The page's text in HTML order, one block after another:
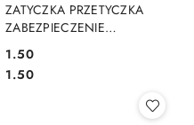
ZATYCZKA PRZETYCZKA
ZABEZPIECZENIE
ZAWLECZKA ROLNICZA
10mm URSUS C-330 C-360
Cena:
1.50
Cena:
1.50